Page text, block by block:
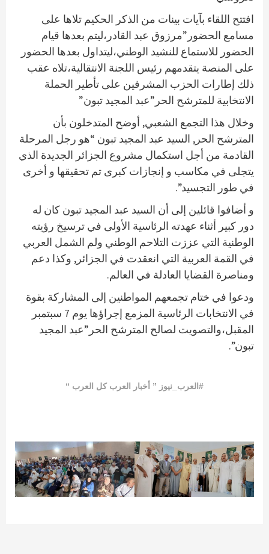
افتتح اللقاء بآيات بينات من الذكر الحكيم تلاها على
مسامع الحضور”مرزوق عبد القادر،ليتم بعدها قيام
الحضور للاستماع للنشيد الوطني،ليتداول بعدها الحضور
على المنصة يتقدمهم رئيس اللجنة الانتقالية،تلاه عقب
ذلك إطارات الحزب المشرفين على تأطير الحملة
الانتخابية للمترشح الحر”عبد المجيد تبون”
وخلال هذا التجمع الشعبي, أوضح المتدخلون بأن
المترشح الحر, السيد عبد المجيد تبون “هو رجل المرحلة
القادمة من أجل استكمال مشروع الجزائر الجديدة الذي
يتجلى في مكاسب و إنجازات كبرى تم تحقيقها و أخرى
في طور التجسيد”.
و أضافوا قائلين إلى أن السيد عبد المجيد تبون كان له
دور كبير أثناء عهدته الرئاسية الأولى في ترسيخ رؤيته
الوطنية التي عززت التلاحم الوطني ولم الشمل العربي
في القمة العربية التي انعقدت في الجزائر, وكذا دعم
ومناصرة القضايا العادلة في العالم.
ودعوا في ختام تجمعهم المواطنين إلى المشاركة بقوة
في الانتخابات الرئاسية المزمع إجراؤها يوم 7 سبتمبر
المقبل،والتصويت لصالح المترشح الحر”عبد المجيد
تبون”.
#العرب_نيوز ” أخبار العرب كل العرب “